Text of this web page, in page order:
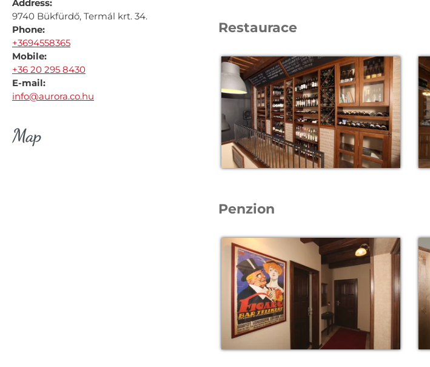
Address:
9740 Bükfürdő, Termál krt. 34.
Phone:
+3694558365
Mobile:
+36 20 295 8430
E-mail:
info@aurora.co.hu
Map
Restaurace
Penzion